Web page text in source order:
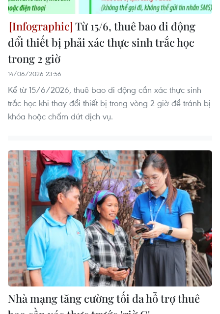
Từ 15/6, thuê bao di động
đổi thiết bị phải xác thực sinh trắc học
trong 2 giờ
14/06/2026 23:56
Kể từ 15/6/2026, thuê bao di động cần xác thực sinh
trắc học khi thay đổi thiết bị trong vòng 2 giờ để tránh bị
khóa hoặc chấm dứt dịch vụ.
Nhà mạng tăng cường tối đa hỗ trợ thuê